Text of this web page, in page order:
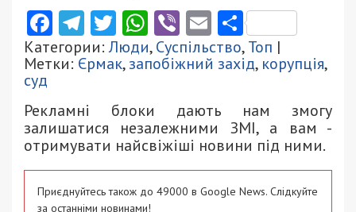
Facebook
Telegram
Twitter
WhatsApp
ViberEmail
Категории:Люди,Суспільство,Топ |
Метки: Єрмак,запобіжний захід, корупція,
суд
Рекламні блоки дають нам змогу
залишатися незалежними ЗМІ, а вам -
отримувати найсвіжіші новини під ними.
Приєднуйтесь також до 49000 в Google News. Слідкуйте
за останніми новинами!